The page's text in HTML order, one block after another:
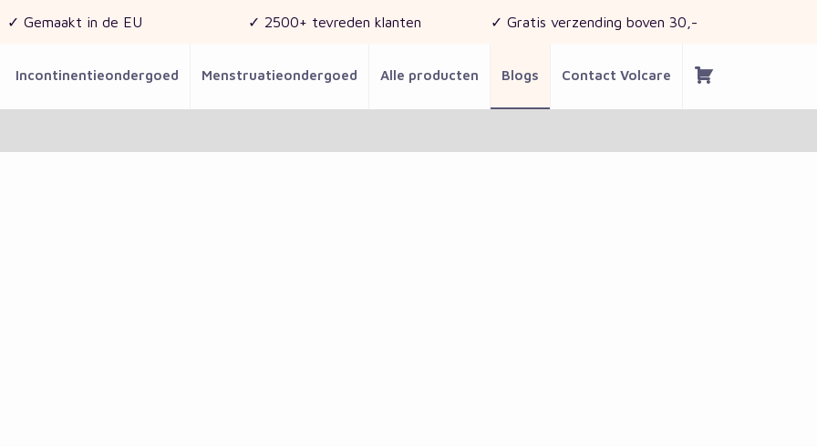
✓ Gemaakt in de EU ✓ 2500+ tevreden klanten ✓ Gratis verzending boven 30,-
Incontinentieondergoed Menstruatieondergoed Alle producten Blogs Contact Volcare